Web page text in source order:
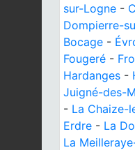
sur-Logne -
Dompierre-
Bocage -
Fougeré -
Hardanges -
Juigné-des-
- La Chaize-
Erdre - La
La